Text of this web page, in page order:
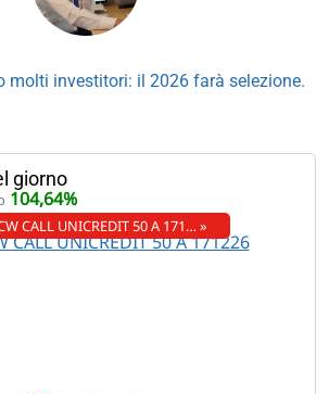
molti investitori: il 2026 farà selezione.
giorno
104,64%
CALL UNICREDIT 50 A 171… »